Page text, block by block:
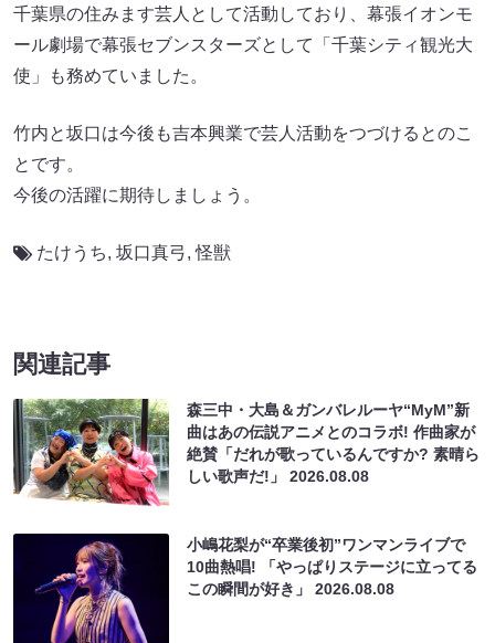
千葉県の住みます芸人として活動しており、幕張イオンモ
ール劇場で幕張セブンスターズとして「千葉シティ観光大
使」も務めていました。
竹内と坂口は今後も吉本興業で芸人活動をつづけるとのこ
とです。
今後の活躍に期待しましょう。
たけうち, 坂口真弓,怪獣
関連記事
森三中・大島＆ガンバレルーヤ“MyM”新
曲はあの伝説アニメとのコラボ! 作曲家が
絶賛「だれが歌っているんですか? 素晴ら
しい歌声だ!」2026.08.08
小嶋花梨が“卒業後初”ワンマンライブで
10曲熱唱! 「やっぱりステージに立ってる
この瞬間が好き」2026.08.08